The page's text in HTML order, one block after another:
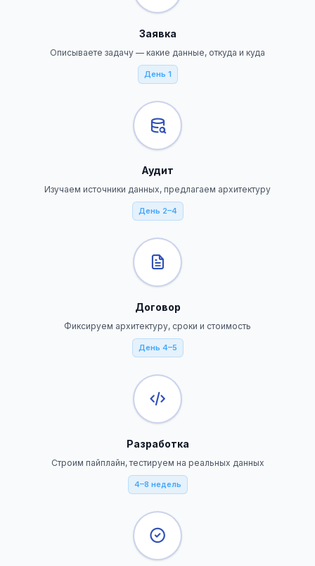
Заявка
Описываете задачу — какие данные, откуда и куда
День 1
Аудит
Изучаем источники данных, предлагаем архитектуру
День 2–4
Договор
Фиксируем архитектуру, сроки и стоимость
День 4–5
Разработка
Строим пайплайн, тестируем на реальных данных
4–8 недель